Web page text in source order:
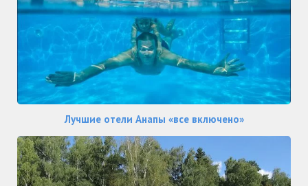
Лучшие отели Анапы «все включено»